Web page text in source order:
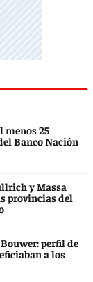
menos 25
Banco Nación
y Massa
provincias del
perfil de
a los